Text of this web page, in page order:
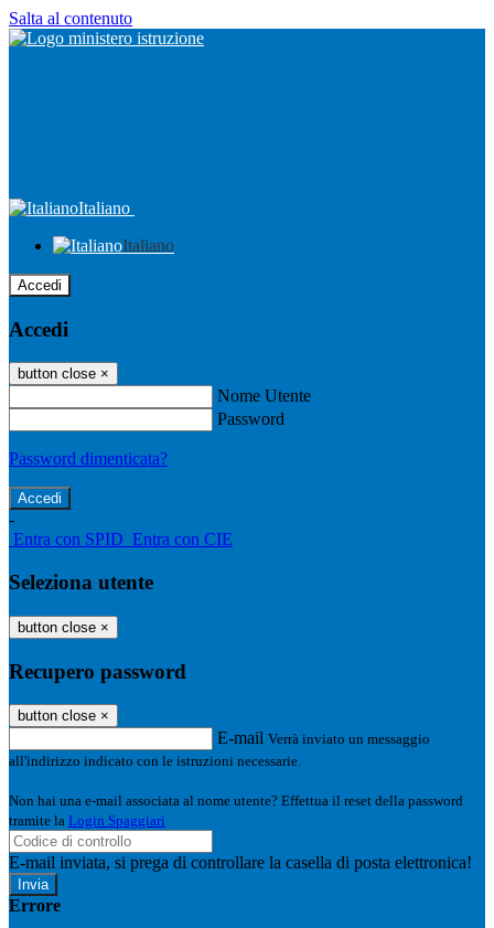
Salta al contenuto
Italiano
Italiano
Accedi
Accedi
button close ×
Nome Utente
Password
Password dimenticata?
-
Entra con SPID Entra con CIE
Seleziona utente
button close ×
Recupero password
button close ×
E-mail Verrà inviato un messaggio
all'indirizzo indicato con le istruzioni necessarie.
Non hai una e-mail associata al nome utente? Effettua il reset della password
tramite la Login Spaggiari
E-mail inviata, si prega di controllare la casella di posta elettronica!
Errore